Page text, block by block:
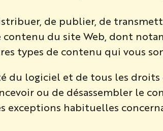
de publier, de
du site Web, dont
types de contenu qui vous
du logiciel et de tous les
ou de désassembler le
exceptions habituelles